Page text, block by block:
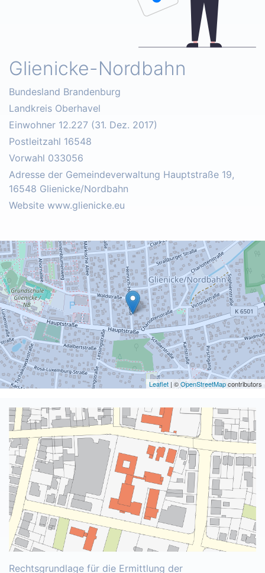
Glienicke-Nordbahn
Bundesland Brandenburg
Landkreis Oberhavel
Einwohner 12.227 (31. Dez. 2017)
Postleitzahl 16548
Vorwahl 033056
Adresse der Gemeindeverwaltung Hauptstraße 19,
16548 Glienicke/Nordbahn
Website www.glienicke.eu
Leaflet | ©OpenStreetMapcontributors
Rechtsgrundlage für die Ermittlung der